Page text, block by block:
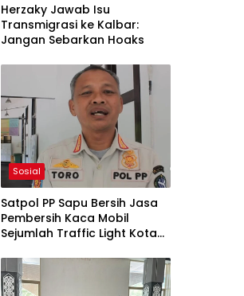
Herzaky Jawab Isu
Transmigrasi ke Kalbar:
Jangan Sebarkan Hoaks
Sosial
Satpol PP Sapu Bersih Jasa
Pembersih Kaca Mobil
Sejumlah Traffic Light Kota
Ancaman Menggunakan Besi